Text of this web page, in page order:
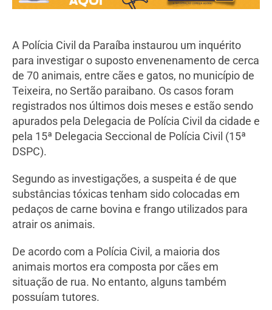
A Polícia Civil da Paraíba instaurou um inquérito
para investigar o suposto envenenamento de cerca
de 70 animais, entre cães e gatos, no município de
Teixeira, no Sertão paraibano. Os casos foram
registrados nos últimos dois meses e estão sendo
apurados pela Delegacia de Polícia Civil da cidade e
pela 15ª Delegacia Seccional de Polícia Civil (15ª
DSPC).
Segundo as investigações, a suspeita é de que
substâncias tóxicas tenham sido colocadas em
pedaços de carne bovina e frango utilizados para
atrair os animais.
De acordo com a Polícia Civil, a maioria dos
animais mortos era composta por cães em
situação de rua. No entanto, alguns também
possuíam tutores.